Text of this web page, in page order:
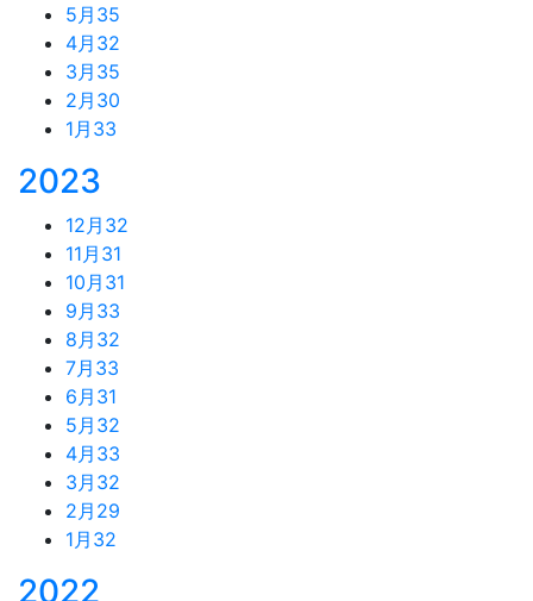
5月 35
4月 32
3月 35
2月 30
1月 33
2023
12月 32
11月 31
10月 31
9月 33
8月 32
7月 33
6月 31
5月 32
4月 33
3月 32
2月 29
1月 32
2022